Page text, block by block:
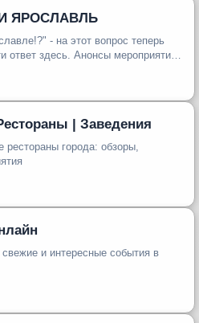
ЯРОСЛАВЛЬ
- на этот вопрос теперь
ответ здесь. Анонсы мероприятий
| Заведения
города: обзоры,
и интересные события в